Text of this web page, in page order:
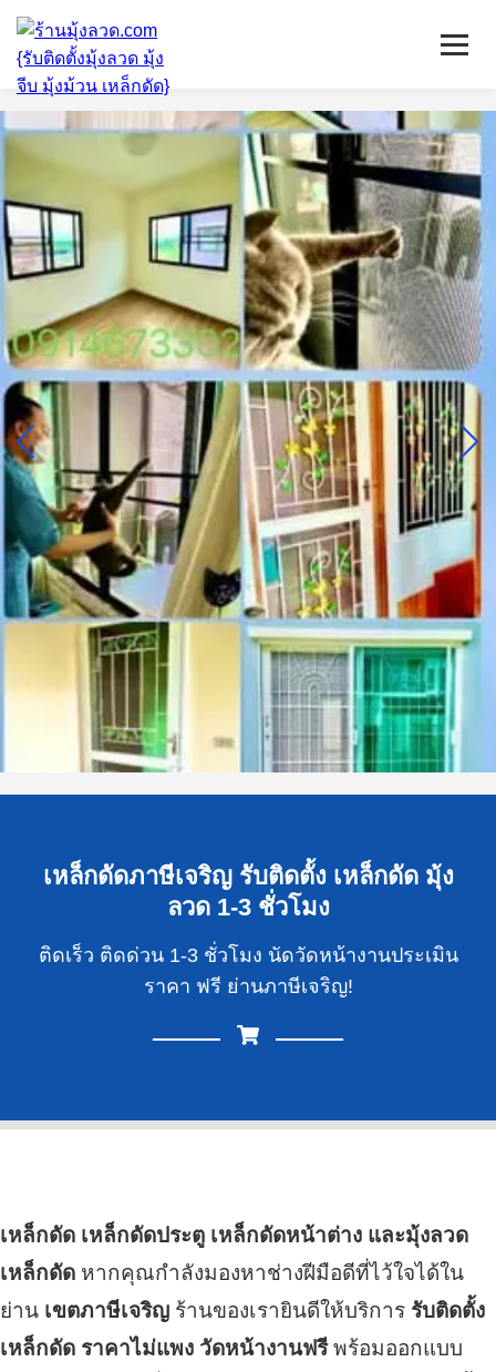
หน้าแรก
มุ้งลวดจีบ
เหล็กดัด
ติดตั้งกระจก
บริการ/พื้นที่ติดตั้ง
บทความ
ติดต่อเรา
เหล็กดัดภาษีเจริญ รับติดตั้ง เหล็กดัด มุ้ง
ลวด 1-3 ชั่วโมง
ติดเร็ว ติดด่วน 1-3 ชั่วโมง นัดวัดหน้างานประเมิน
ราคา ฟรี ย่านภาษีเจริญ!
เหล็กดัด เหล็กดัดประตู เหล็กดัดหน้าต่าง และมุ้งลวด
เหล็กดัด หากคุณกำลังมองหาช่างฝีมือดีที่ไว้ใจได้ใน
ย่าน เขตภาษีเจริญ ร้านของเรายินดีให้บริการ รับติดตั้ง
เหล็กดัด ราคาไม่แพง วัดหน้างานฟรีพร้อมออกแบบ